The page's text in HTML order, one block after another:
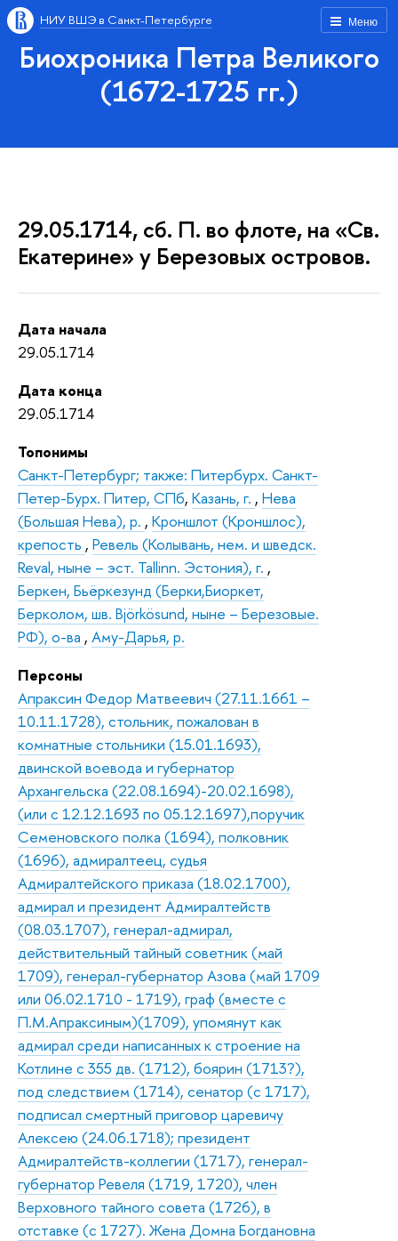
Меню
НИУ ВШЭ в Санкт-Петербурге
Биохроника Петра Великого
(1672-1725 гг.)
29.05.1714, сб. П. во флоте, на «Св.
Екатерине» у Березовых островов.
Дата начала
29.05.1714
Дата конца
29.05.1714
Топонимы
Санкт-Петербург; также: Питербурх. Санкт-
Петер-Бурх. Питер, СПб, Казань, г. , Нева
(Большая Нева), р. , Кроншлот (Кроншлос),
крепость , Ревель (Колывань, нем. и шведск.
Reval, ныне – эст. Tallinn. Эстония), г. ,
Беркен, Бьёркезунд (Берки,Биоркет,
Берколом, шв. Björkösund, ныне – Березовые.
РФ), о-ва , Аму-Дарья, р.
Персоны
Апраксин Федор Матвеевич (27.11.1661 –
10.11.1728), стольник, пожалован в
комнатные стольники (15.01.1693),
двинской воевода и губернатор
Архангельска (22.08.1694)-20.02.1698),
(или с 12.12.1693 по 05.12.1697),поручик
Семеновского полка (1694), полковник
(1696), адмиралтеец, судья
Адмиралтейского приказа (18.02.1700),
адмирал и президент Адмиралтейств
(08.03.1707), генерал-адмирал,
действительный тайный советник (май
1709), генерал-губернатор Азова (май 1709
или 06.02.1710 - 1719), граф (вместе с
П.М.Апраксиным)(1709), упомянут как
адмирал среди написанных к строение на
Котлине с 355 дв. (1712), боярин (1713?),
под следствием (1714), сенатор (с 1717),
подписал смертный приговор царевичу
Алексею (24.06.1718); президент
Адмиралтейств-коллегии (1717), генерал-
губернатор Ревеля (1719, 1720), член
Верховного тайного совета (1726), в
отставке (с 1727). Жена Домна Богдановна